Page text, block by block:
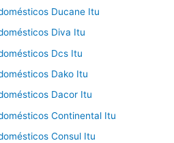
Ducane Itu
Diva Itu
Dcs Itu
Dako Itu
Dacor Itu
Continental Itu
Consul Itu